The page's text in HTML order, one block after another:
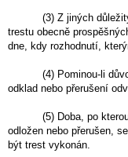
(3) Z jiných
trestu obecně
dne, kdy rozhodnutí,
(4) Pominou-li
odklad nebo přerušení
(5) Doba, po
odložen nebo přerušen,
být trest vykonán.